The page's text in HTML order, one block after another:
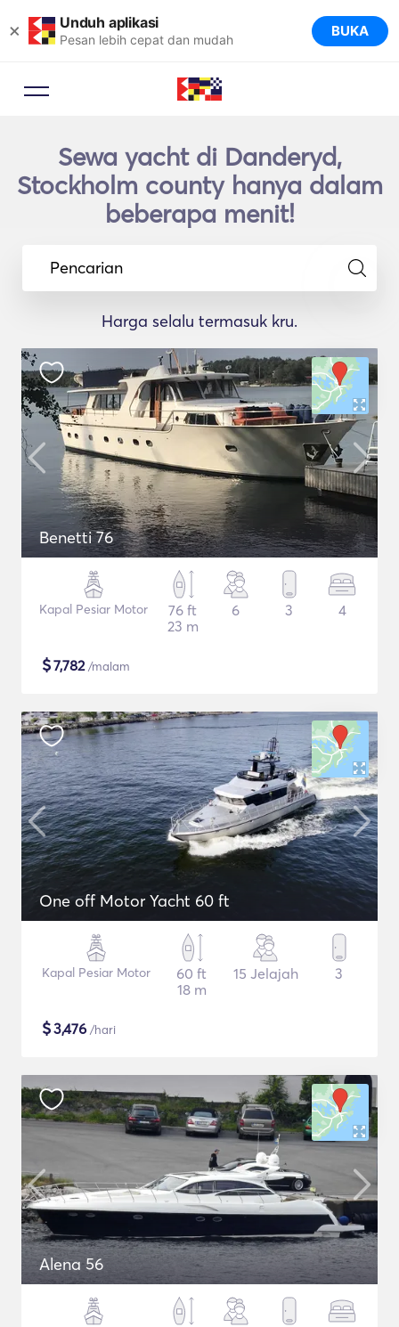
× Unduh aplikasi
Pesan lebih cepat dan mudah BUKA
Sewa yacht di Danderyd,
Stockholm county hanya dalam
beberapa menit!
Pencarian
Harga selalu termasuk kru.
Benetti 76
Kapal Pesiar Motor
76 ft
23 m
6 3 4
$7,782/malam
One off Motor Yacht 60 ft
Kapal Pesiar Motor
60 ft
18 m
15 Jelajah 3
$3,476 /hari
Alena 56